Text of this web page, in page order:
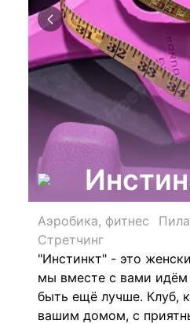
Аэробика, фитнес
Стретчинг
"Инстинкт" - это
мы вместе с вами
быть ещё лучше. Клуб,
вашим домом, с